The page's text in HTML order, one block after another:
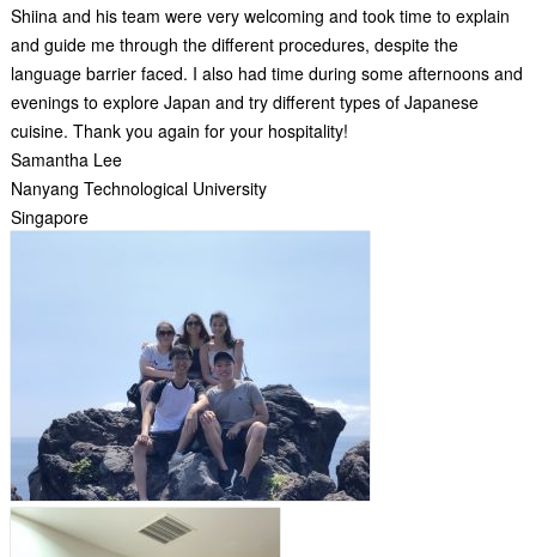
Shiina and his team were very welcoming and took time to explain
and guide me through the different procedures, despite the
language barrier faced. I also had time during some afternoons and
evenings to explore Japan and try different types of Japanese
cuisine. Thank you again for your hospitality!
Samantha Lee
Nanyang Technological University
Singapore